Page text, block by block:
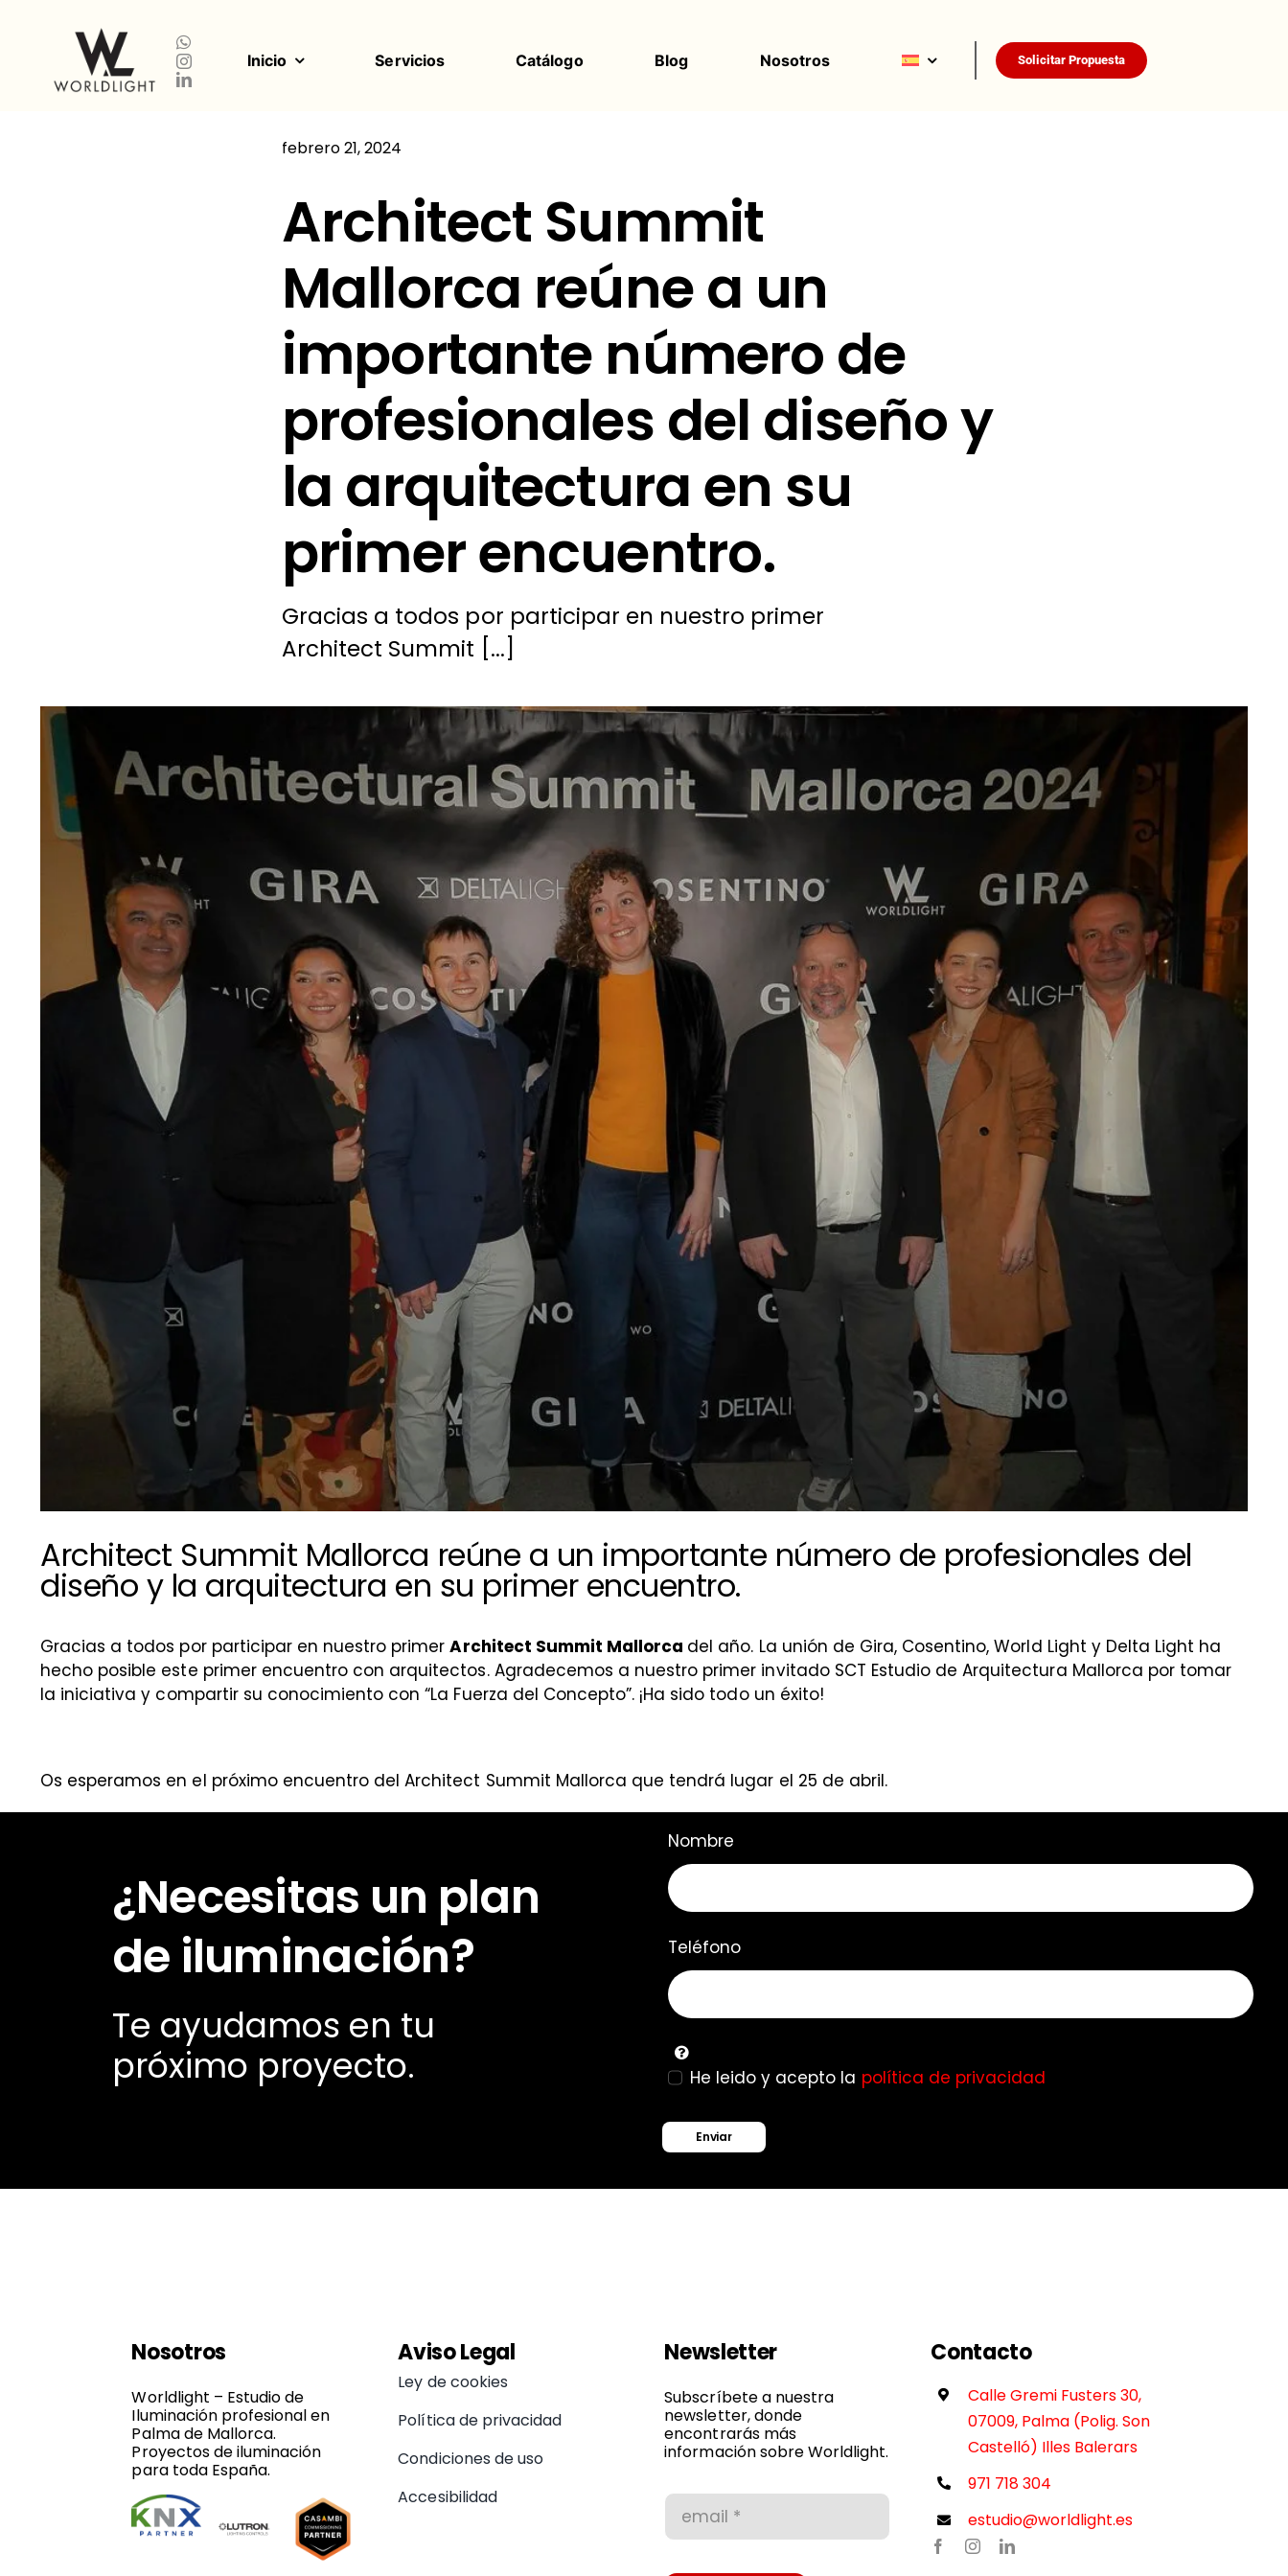
contenido
Inicio Servicios Catálogo Blog Nosotros Solicitar Propuesta
febrero 21, 2024
Architect Summit
Mallorca reúne a un
importante número de
profesionales del diseño y
la arquitectura en su
primer encuentro.
Gracias a todos por participar en nuestro primer
Architect Summit [...]
Ver
imagen
más
grande
Architect Summit Mallorca reúne a un importante número de profesionales del
diseño y la arquitectura en su primer encuentro.
Gracias a todos por participar en nuestro primerArchitect Summit Mallorca del año. La unión de Gira, Cosentino, World Light y Delta Light ha
hecho posible este primer encuentro con arquitectos. Agradecemos a nuestro primer invitado SCT Estudio de Arquitectura Mallorca por tomar
la iniciativa y compartir su conocimiento con “La Fuerza del Concepto”. ¡Ha sido todo un éxito!
Os esperamos en el próximo encuentro del Architect Summit Mallorca que tendrá lugar el 25 de abril.
¿Necesitas un plan
de iluminación?
Te ayudamos en tu
próximo proyecto.
Nombre
Teléfono
He leido y acepto la política de privacidad
Enviar
Nosotros
Worldlight – Estudio de
Iluminación profesional en
Palma de Mallorca.
Proyectos de iluminación
para toda España.
Aviso Legal
Ley de cookies
Política de privacidad
Condiciones de uso
Accesibilidad
Newsletter
Subscríbete a nuestra
newsletter, donde
encontrarás más
información sobre Worldlight.
Contacto
Calle Gremi Fusters 30,
07009, Palma (Polig. Son
Castelló) Illes Balerars
971 718 304
estudio@worldlight.es